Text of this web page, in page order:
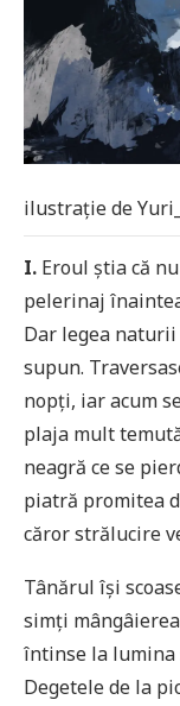
ilustrație de
I. Eroul știa că
pelerinaj
Dar legea
supun.
nopți, iar acum
plaja mult
neagră ce se
piatră promitea
căror strălucire
Tânărul își
simți
întinse la lumina
Degetele de la